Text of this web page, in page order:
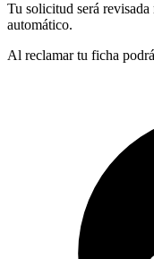
Tu solicitud será revisada
automático.
Al reclamar tu ficha